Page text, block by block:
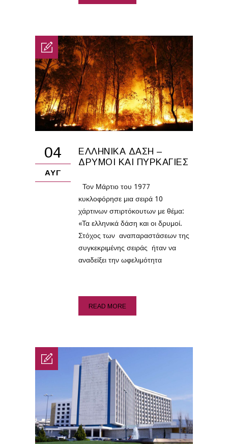
04
ΑΥΓ
ΕΛΛΗΝΙΚΆ ΔΆΣΗ –
ΔΡΥΜΟΊ ΚΑΙ ΠΥΡΚΑΓΙΈΣ
Τον Μάρτιο του 1977
κυκλοφόρησε μια σειρά 10
χάρτινων σπιρτόκουτων με θέμα:
«Τα ελληνικά δάση και οι δρυμοί.
Στόχος των αναπαραστάσεων της
συγκεκριμένης σειράς ήταν να
αναδείξει την ωφελιμότητα
READ MORE